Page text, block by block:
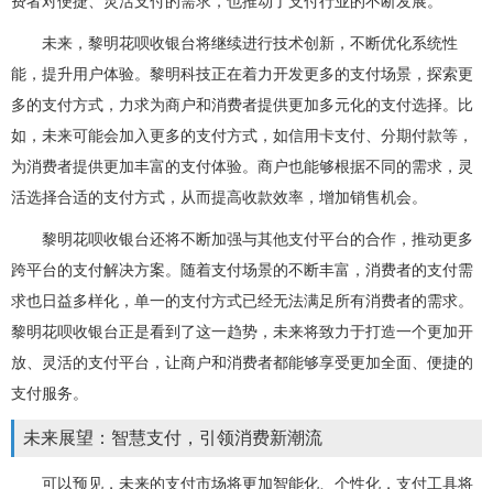
未来，黎明花呗收银台将继续进行技术创新，不断优化系统性
能，提升用户体验。黎明科技正在着力开发更多的支付场景，探索更
多的支付方式，力求为商户和消费者提供更加多元化的支付选择。比
如，未来可能会加入更多的支付方式，如信用卡支付、分期付款等，
为消费者提供更加丰富的支付体验。商户也能够根据不同的需求，灵
活选择合适的支付方式，从而提高收款效率，增加销售机会。
黎明花呗收银台还将不断加强与其他支付平台的合作，推动更多
跨平台的支付解决方案。随着支付场景的不断丰富，消费者的支付需
求也日益多样化，单一的支付方式已经无法满足所有消费者的需求。
黎明花呗收银台正是看到了这一趋势，未来将致力于打造一个更加开
放、灵活的支付平台，让商户和消费者都能够享受更加全面、便捷的
支付服务。
未来展望：智慧支付，引领消费新潮流
可以预见，未来的支付市场将更加智能化、个性化，支付工具将